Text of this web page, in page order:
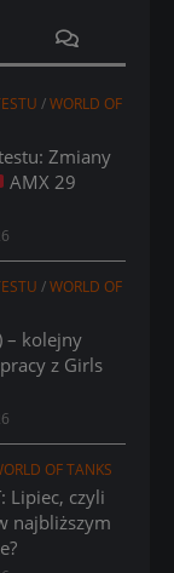
/WORLD OF
Zmiany
AMX 29
/WORLD OF
– kolejny
z Girls
OF TANKS
Lipiec, czyli
najbliższym